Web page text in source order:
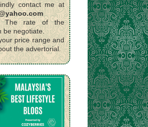
contact me at
The rate of the
be negotiate.
price range and
the advertorial.